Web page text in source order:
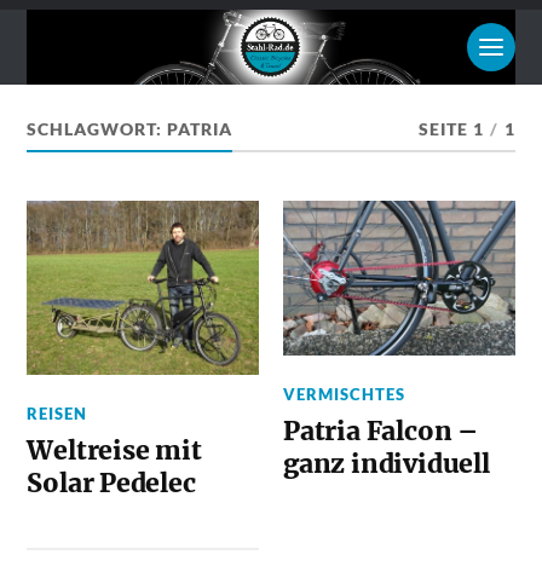
SCHLAGWORT:PATRIA SEITE 1 / 1
REISEN
Weltreise mit
Solar Pedelec
VERMISCHTES
Patria Falcon –
ganz individuell